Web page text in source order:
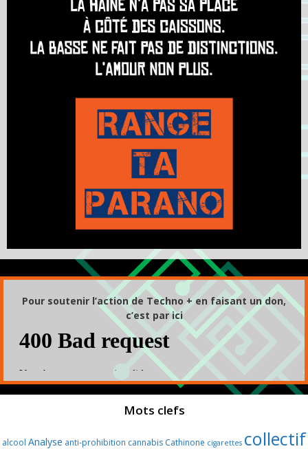
Pour soutenir l’action de Techno + en faisant un don,
c’est par ici
Mots clefs
alcool Analyse anti-prohibition cannabis Cathinone cigarettes collectif